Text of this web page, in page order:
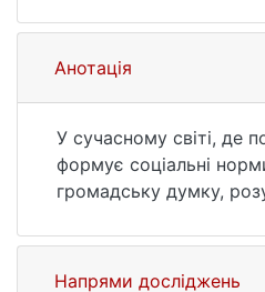
https://ir.library.knu.ua/
(date of access:
Анотація
У сучасному світі, де
формує соціальні
громадську думку,
набуває першорядної
магістерська
Напрями досліджень